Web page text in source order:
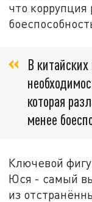
что
В
которая
менее
Ключевой
Юся - самый
из